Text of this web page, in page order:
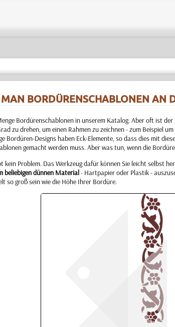
BORDÜRENSCHABLONEN AN
Bordürenschablonen in unserem Katalog. Aber oft ist der
zu drehen, um einen Rahmen zu zeichnen - zum Beispiel
Bordüren-Designs haben Eck-Elemente, so dass dies mit
gemacht werden muss. Aber was tun, wenn die
kein Problem. Das Werkzeug dafür können Sie leicht selbst
beliebigen dünnen Material- Hartpapier oder Plastik -
so groß sein wie die Höhe Ihrer Bordüre.